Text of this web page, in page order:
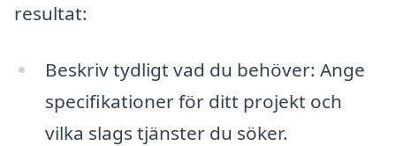
resultat:
Beskriv tydligt vad du behöver: Ange
specifikationer för ditt projekt och
vilka slags tjänster du söker.